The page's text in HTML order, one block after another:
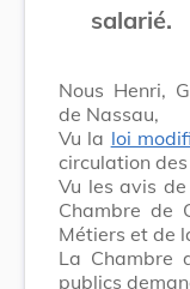
salarié.
Nous Henri,
de Nassau,
Vu la loi
circulation
Vu les avis
Chambre de
Métiers et de
La Chambre
publics